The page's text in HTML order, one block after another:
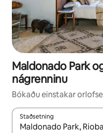
Maldonado Park
nágrenninu
Bókaðu einstakar
Staðsetning
Þegar niðurstöður liggja